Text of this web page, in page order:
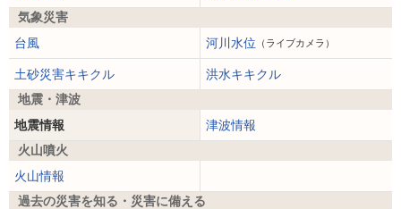
気象災害
台風
河川水位 （ライブカメラ）
土砂災害キキクル
洪水キキクル
地震・津波
地震情報
津波情報
火山噴火
火山情報
過去の災害を知る・災害に備える